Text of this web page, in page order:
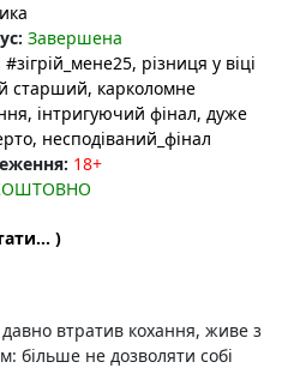
Завершена
#зігрій_мене25, різниця у віці
старший, карколомне
, інтригуючий фінал, дуже
, несподіваний_фінал
18+
)
втратив кохання, живе з
більше не дозволяти собі